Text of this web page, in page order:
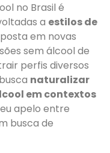
no Brasil é
a estilos de
em novas
sem álcool de
perfis diversos
naturalizar
em contextos
apelo entre
busca de